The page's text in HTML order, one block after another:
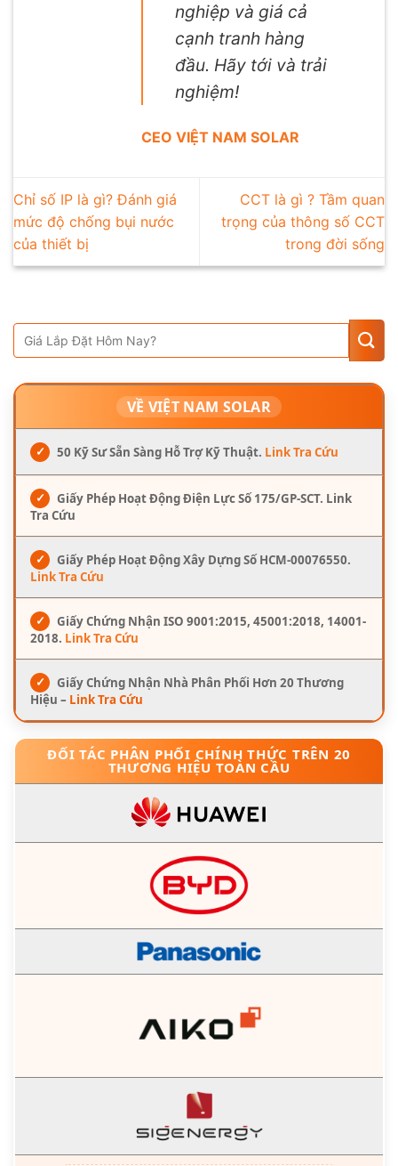
nghiệp và giá cả
cạnh tranh hàng
đầu. Hãy tới và trải
nghiệm!
CEO VIỆT NAM SOLAR
Chỉ số IP là gì? Đánh giá
mức độ chống bụi nước
của thiết bị
CCT là gì ? Tầm quan
trọng của thông số CCT
trong đời sống
VỀ VIỆT NAM SOLAR
✓ 50 Kỹ Sư Sẵn Sàng Hỗ Trợ Kỹ Thuật. Link Tra Cứu
✓
Giấy Phép Hoạt Động Điện Lực Số 175/GP-SCT. Link
Tra Cứu
✓
Giấy Phép Hoạt Động Xây Dựng Số HCM-00076550.
Link Tra Cứu
✓
Giấy Chứng Nhận ISO 9001:2015, 45001:2018, 14001-
2018. Link Tra Cứu
✓
Giấy Chứng Nhận Nhà Phân Phối Hơn 20 Thương
Hiệu – Link Tra Cứu
ĐỐI TÁC PHÂN PHỐI CHÍNH THỨC TRÊN 20
THƯƠNG HIỆU TOÀN CẦU